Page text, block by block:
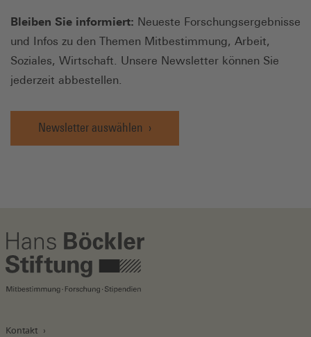
Bleiben Sie informiert: Neueste Forschungsergebnisse
und Infos zu den Themen Mitbestimmung, Arbeit,
Soziales, Wirtschaft. Unsere Newsletter können Sie
jederzeit abbestellen.
Newsletter auswählen
Kontakt